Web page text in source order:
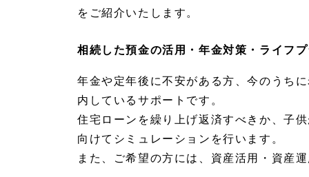
相
続・
信託
ひび
ルー
プの
アフ
ター
ート
1.
をご紹介いたします。
相続した預金の活用・年金対策・ライフプ
年金や定年後に不安がある方、今のうち
内しているサポートです。
住宅ローンを繰り上げ返済すべきか、子
向けてシミュレーションを行います。
また、ご希望の方には、資産活用・資産